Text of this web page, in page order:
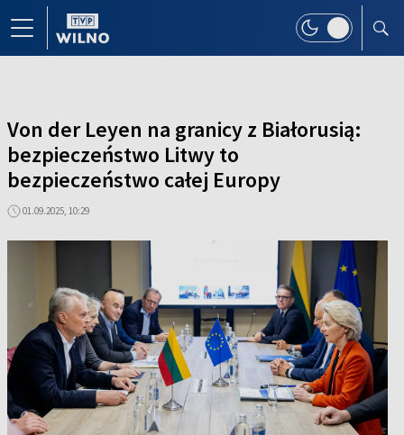
Von der Leyen na granicy z Białorusią:
bezpieczeństwo Litwy to
bezpieczeństwo całej Europy
01.09.2025, 10:29